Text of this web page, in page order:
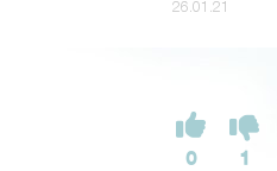
26.01.21
0 1